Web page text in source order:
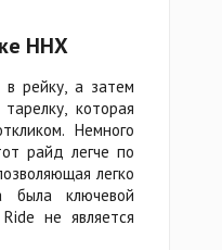
HHX
в рейку, а затем
которая
Немного
райд легче по
легко
была ключевой
не является